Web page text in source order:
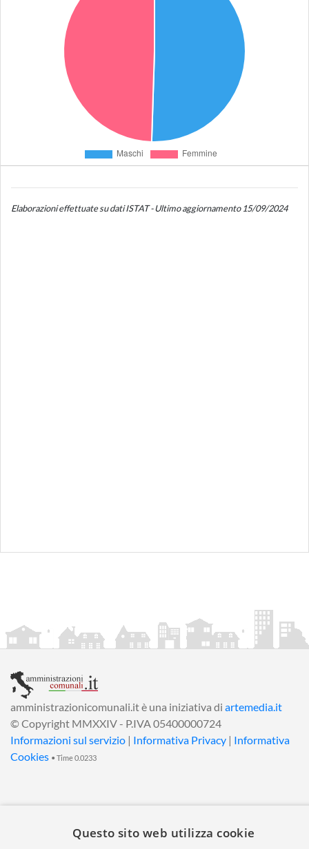
Elaborazioni effettuate su dati ISTAT - Ultimo aggiornamento 15/09/2024
amministrazionicomunali.it è una iniziativa di artemedia.it
© Copyright MMXXIV - P.IVA 05400000724
Informazioni sul servizio | Informativa Privacy | Informativa
Cookies • Time 0.0233
Questo sito web utilizza cookie